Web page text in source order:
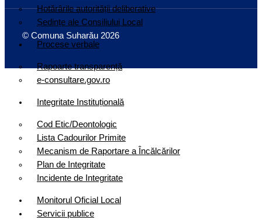
Hotărârile autorității deliberative
Ședințe ale Consiliului Local
Procese verbale
Rapoarte transparență
e-consultare.gov.ro
Integritate Instituțională
Cod Etic/Deontologic
Lista Cadourilor Primite
Mecanism de Raportare a Încălcărilor
Plan de Integritate
Incidente de Integritate
Monitorul Oficial Local
Servicii publice
© Comuna Suharău 2026